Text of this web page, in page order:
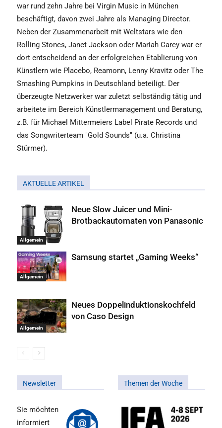
war rund zehn Jahre bei Virgin Music in München
beschäftigt, davon zwei Jahre als Managing Director.
Neben der Zusammenarbeit mit Weltstars wie den
Rolling Stones, Janet Jackson oder Mariah Carey war er
dort entscheidend an der erfolgreichen Etablierung von
Künstlern wie Placebo, Reamonn, Lenny Kravitz oder The
Smashing Pumpkins in Deutschland beteiligt. Der
überzeugte Netzwerker war zuletzt selbständig tätig und
arbeitete im Bereich Künstlermanagement und Beratung,
z.B. für Michael Mittermeiers Label Pirate Records und
das Songwriterteam "Gold Sounds" (u.a. Christina
Stürmer).
AKTUELLE ARTIKEL
Allgemein
Neue Slow Juicer und Mini-
Brotbackautomaten von Panasonic
Allgemein
Samsung startet „Gaming Weeks“
Allgemein
Neues Doppelinduktionskochfeld
von Caso Design
Newsletter
Sie möchten
informiert
Themen der Woche